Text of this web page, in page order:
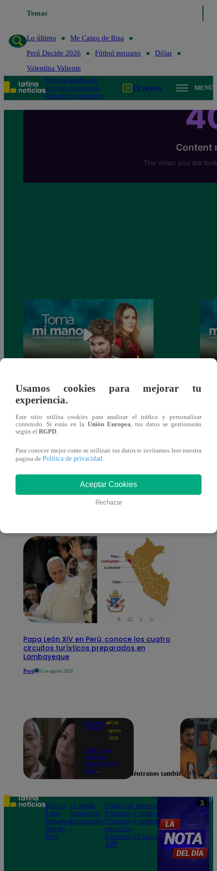
X
Temas
Lo último
Me Caigo de Risa
Perú Decide 2026
Fútbol peruano
Dólar
Valentina Valiente
PolíticaLimaMundo
Te ayudoTendencias
DeportesEspectáculos
TV en vivo MENÚ
Toma mi mano, Viernes 27 de diciembre –
ver capítulo 150 completo (online y
español)
También te puede
interesar
Papa León XIV en Perú: conoce los cuatro
circuitos turísticos preparados en
Lambayeque
Perú 05 de agosto 2026
Valentina
Valiente
05 de
agosto
2026
Valentina
Valiente
capítulo 108:
¡Don
Frida tras
descubrir una
contradicción
en una
conversación!
Usamos cookies para mejorar tu
experiencia.
Este sitio utiliza cookies para analizar el tráfico y personalizar
contenido. Si estás en la Unión Europea , tus datos se gestionarán
según el RGPD
Para conocer mejor como se utilizan tus datos te invitamos leer nuestra
pagina de Política de privacidad
Aceptar Cookies
Rechazar
Encuéntranos también en
Política
Lima
Deportes
Mundo
Perú
Te ayudo
Tendencias
Espectáculos
Política de privacidad
Términos y condiciones
Términos y condiciones
aplicación
Términos y Condiciones
APP
Teléfono: 219
Av. San
Felipe 968
Jesús María